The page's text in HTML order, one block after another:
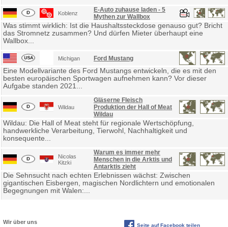
Koblenz
E-Auto zuhause laden - 5
Mythen zur Wallbox
Was stimmt wirklich: Ist die Haushaltssteckdose genauso gut? Bricht
das Stromnetz zusammen? Und dürfen Mieter überhaupt eine
Wallbox...
Michigan Ford Mustang
Eine Modellvariante des Ford Mustangs entwickeln, die es mit den
besten europäischen Sportwagen aufnehmen kann? Vor dieser
Aufgabe standen 2021...
Wildau
Gläserne Fleisch
Produktion der Hall of Meat
Wildau
Wildau: Die Hall of Meat steht für regionale Wertschöpfung,
handwerkliche Verarbeitung, Tierwohl, Nachhaltigkeit und
konsequente...
Nicolas
Kitzki
Warum es immer mehr
Menschen in die Arktis und
Antarktis zieht
Die Sehnsucht nach echten Erlebnissen wächst: Zwischen
gigantischen Eisbergen, magischen Nordlichtern und emotionalen
Begegnungen mit Walen:...
Wir über uns
Seite auf Facebook teilen